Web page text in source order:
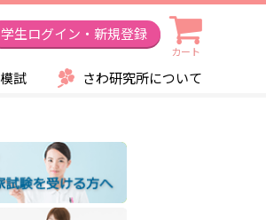
学生ログイン・新規登録
カート
模試 さわ研究所について